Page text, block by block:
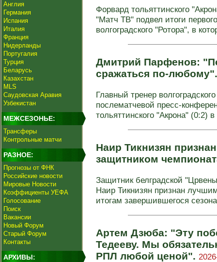
Англия
Германия
Испания
Италия
Франция
Нидерланды
Португалия
Турция
Беларусь
Казахстан
MLS
Саудовская Аравия
Узбекистан
МЕЖСЕЗОНЬЕ:
Трансферы
Контрольные матчи
РАЗНОЕ:
Прогнозы от ФНК
Российские новости
Мировые Новости
Коэффициенты УЕФА
Голосование
Поиск
Вакансии
Новый Форум
Старый Форум
Контакты
АРХИВЫ:
Форвард тольяттинского
"Матч ТВ" подвел итоги
волгоградского "Ротора", в
Дмитрий Парфенов:
сражаться по-
Главный тренер
послематчевой пресс-
тольяттинского "Акрона" (0:2)
Наир Тикнизян
защитником
Защитник белградской
Наир Тикнизян признан
итогам завершившегося
Артем Дзюба: "Эту
Тедееву. Мы
РПЛ любой ценой".